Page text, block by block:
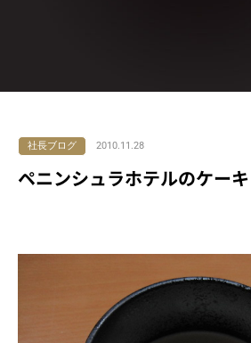
社長ブログ 2010.11.28
ペニンシュラホテルのケーキ